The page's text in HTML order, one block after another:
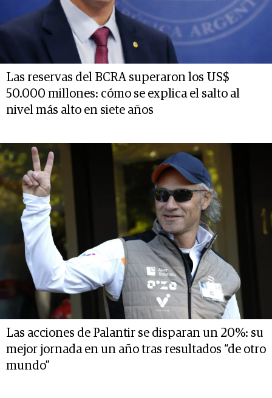
Las reservas del BCRA superaron los US$
50.000 millones: cómo se explica el salto al
nivel más alto en siete años
Las acciones de Palantir se disparan un 20%: su
mejor jornada en un año tras resultados “de otro
mundo”